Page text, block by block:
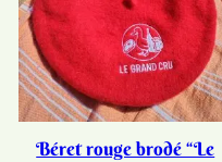
Béret rouge brodé “Le